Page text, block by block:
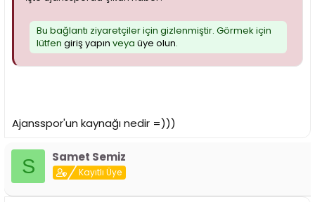
Bu bağlantı ziyaretçiler için gizlenmiştir. Görmek için
lütfen giriş yapın veya üye olun.
Ajansspor'un kaynağı nedir =)))
S Samet Semiz
Kayıtlı Üye